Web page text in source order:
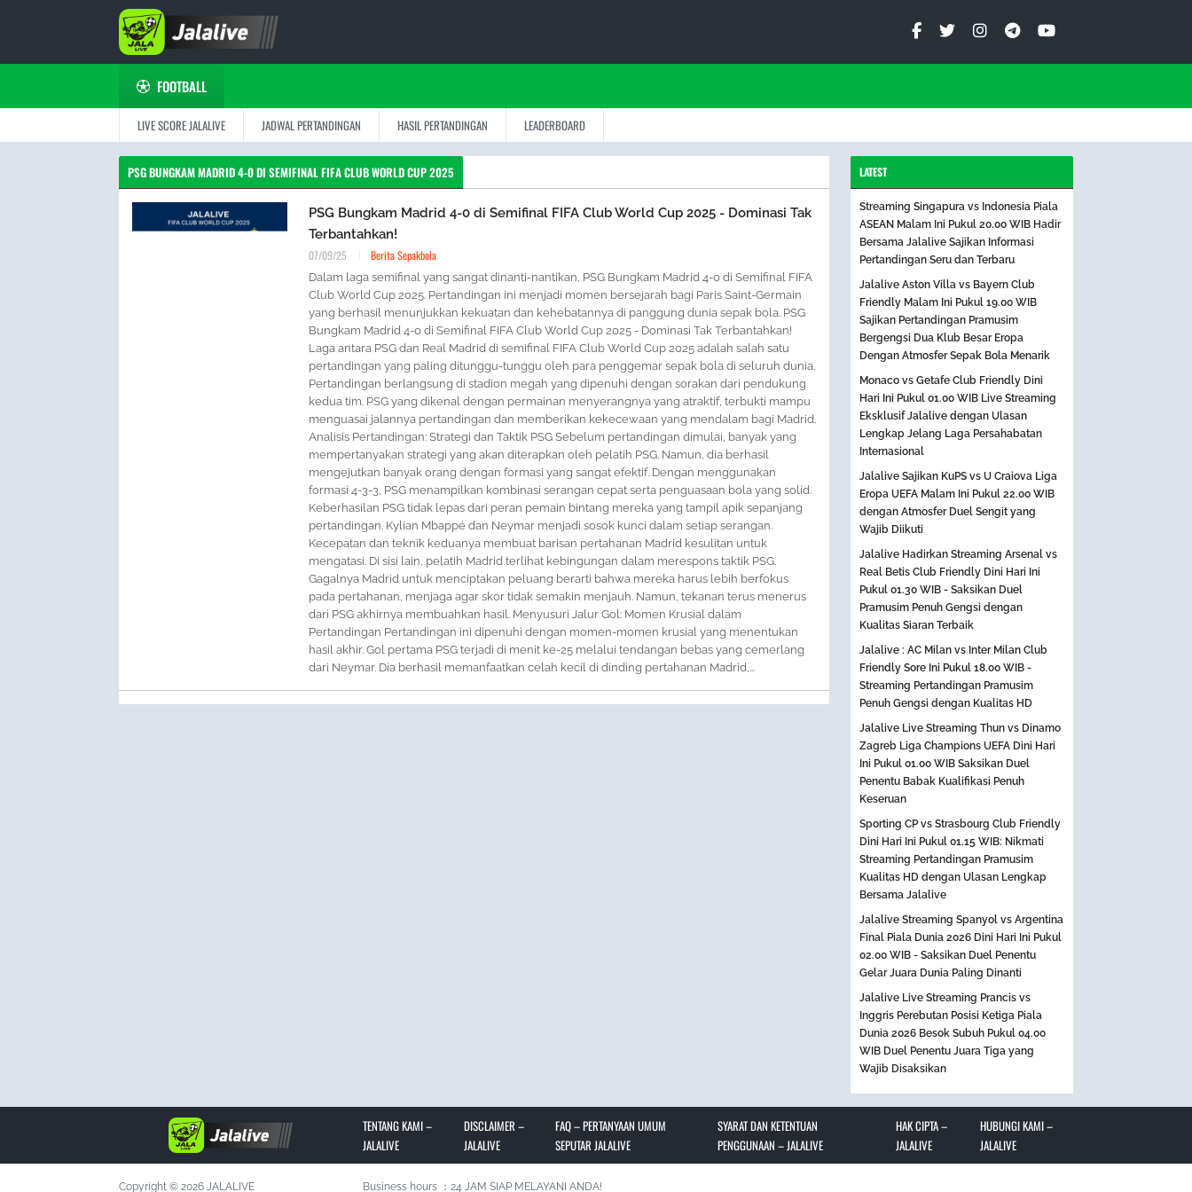
FOOTBALL
LIVE SCORE JALALIVE JADWAL PERTANDINGAN HASIL PERTANDINGAN LEADERBOARD
PSG BUNGKAM MADRID 4-0 DI SEMIFINAL FIFA CLUB WORLD CUP 2025
PSG Bungkam Madrid 4-0 di Semifinal FIFA Club World Cup 2025 - Dominasi Tak
Terbantahkan!
07/09/25 Berita Sepakbola
Dalam laga semifinal yang sangat dinanti-nantikan, PSG Bungkam Madrid 4-0 di Semifinal FIFA
Club World Cup 2025. Pertandingan ini menjadi momen bersejarah bagi Paris Saint-Germain
yang berhasil menunjukkan kekuatan dan kehebatannya di panggung dunia sepak bola. PSG
Bungkam Madrid 4-0 di Semifinal FIFA Club World Cup 2025 - Dominasi Tak Terbantahkan!
Laga antara PSG dan Real Madrid di semifinal FIFA Club World Cup 2025 adalah salah satu
pertandingan yang paling ditunggu-tunggu oleh para penggemar sepak bola di seluruh dunia.
Pertandingan berlangsung di stadion megah yang dipenuhi dengan sorakan dari pendukung
kedua tim. PSG yang dikenal dengan permainan menyerangnya yang atraktif, terbukti mampu
menguasai jalannya pertandingan dan memberikan kekecewaan yang mendalam bagi Madrid.
Analisis Pertandingan: Strategi dan Taktik PSG Sebelum pertandingan dimulai, banyak yang
mempertanyakan strategi yang akan diterapkan oleh pelatih PSG. Namun, dia berhasil
mengejutkan banyak orang dengan formasi yang sangat efektif. Dengan menggunakan
formasi 4-3-3, PSG menampilkan kombinasi serangan cepat serta penguasaan bola yang solid.
Keberhasilan PSG tidak lepas dari peran pemain bintang mereka yang tampil apik sepanjang
pertandingan. Kylian Mbappé dan Neymar menjadi sosok kunci dalam setiap serangan.
Kecepatan dan teknik keduanya membuat barisan pertahanan Madrid kesulitan untuk
mengatasi. Di sisi lain, pelatih Madrid terlihat kebingungan dalam merespons taktik PSG.
Gagalnya Madrid untuk menciptakan peluang berarti bahwa mereka harus lebih berfokus
pada pertahanan, menjaga agar skor tidak semakin menjauh. Namun, tekanan terus menerus
dari PSG akhirnya membuahkan hasil. Menyusuri Jalur Gol: Momen Krusial dalam
Pertandingan Pertandingan ini dipenuhi dengan momen-momen krusial yang menentukan
hasil akhir. Gol pertama PSG terjadi di menit ke-25 melalui tendangan bebas yang cemerlang
dari Neymar. Dia berhasil memanfaatkan celah kecil di dinding pertahanan Madrid,...
LATEST
Streaming Singapura vs Indonesia Piala
ASEAN Malam Ini Pukul 20.00 WIB Hadir
Bersama Jalalive Sajikan Informasi
Pertandingan Seru dan Terbaru
Jalalive Aston Villa vs Bayern Club
Friendly Malam Ini Pukul 19.00 WIB
Sajikan Pertandingan Pramusim
Bergengsi Dua Klub Besar Eropa
Dengan Atmosfer Sepak Bola Menarik
Monaco vs Getafe Club Friendly Dini
Hari Ini Pukul 01.00 WIB Live Streaming
Eksklusif Jalalive dengan Ulasan
Lengkap Jelang Laga Persahabatan
Internasional
Jalalive Sajikan KuPS vs U Craiova Liga
Eropa UEFA Malam Ini Pukul 22.00 WIB
dengan Atmosfer Duel Sengit yang
Wajib Diikuti
Jalalive Hadirkan Streaming Arsenal vs
Real Betis Club Friendly Dini Hari Ini
Pukul 01.30 WIB - Saksikan Duel
Pramusim Penuh Gengsi dengan
Kualitas Siaran Terbaik
Jalalive : AC Milan vs Inter Milan Club
Friendly Sore Ini Pukul 18.00 WIB -
Streaming Pertandingan Pramusim
Penuh Gengsi dengan Kualitas HD
Jalalive Live Streaming Thun vs Dinamo
Zagreb Liga Champions UEFA Dini Hari
Ini Pukul 01.00 WIB Saksikan Duel
Penentu Babak Kualifikasi Penuh
Keseruan
Sporting CP vs Strasbourg Club Friendly
Dini Hari Ini Pukul 01.15 WIB: Nikmati
Streaming Pertandingan Pramusim
Kualitas HD dengan Ulasan Lengkap
Bersama Jalalive
Jalalive Streaming Spanyol vs Argentina
Final Piala Dunia 2026 Dini Hari Ini Pukul
02.00 WIB - Saksikan Duel Penentu
Gelar Juara Dunia Paling Dinanti
Jalalive Live Streaming Prancis vs
Inggris Perebutan Posisi Ketiga Piala
Dunia 2026 Besok Subuh Pukul 04.00
WIB Duel Penentu Juara Tiga yang
Wajib Disaksikan
TENTANG KAMI –
JALALIVE
DISCLAIMER –
JALALIVE
FAQ – PERTANYAAN UMUM
SEPUTAR JALALIVE
SYARAT DAN KETENTUAN
PENGGUNAAN – JALALIVE
HAK CIPTA –
JALALIVE
HUBUNGI KAMI –
JALALIVE
Copyright © 2026 JALALIVE Business hours ：24 JAM SIAP MELAYANI ANDA!